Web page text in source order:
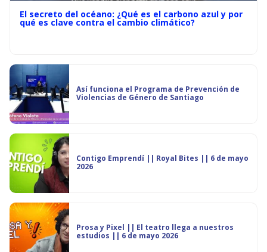
El secreto del océano: ¿Qué es el carbono azul y por
qué es clave contra el cambio climático?
Así funciona el Programa de Prevención de
Violencias de Género de Santiago
Contigo Emprendí || Royal Bites || 6 de mayo
2026
Prosa y Pixel || El teatro llega a nuestros
estudios || 6 de mayo 2026